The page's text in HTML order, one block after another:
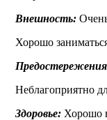
Внешность:
Хорошо
Неблагоприятно
Здоровье:Хорошо